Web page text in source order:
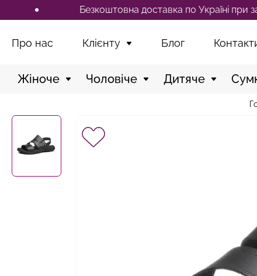
Безкоштовна доставка по Україні при
Про нас Клієнту Блог
Жіноче Чоловіче Дитяче